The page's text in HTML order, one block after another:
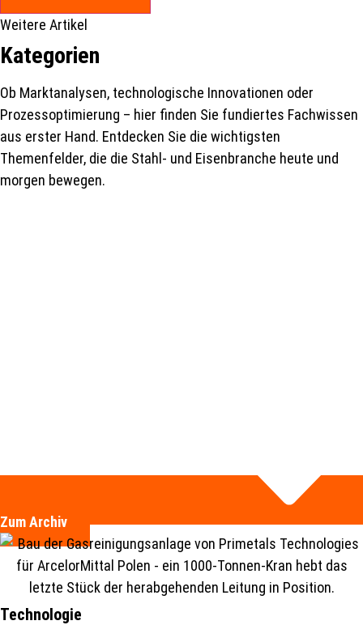
Weitere Artikel
Kategorien
Ob Marktanalysen, technologische Innovationen oder
Prozessoptimierung – hier finden Sie fundiertes Fachwissen
aus erster Hand. Entdecken Sie die wichtigsten
Themenfelder, die die Stahl- und Eisenbranche heute und
morgen bewegen.
Zum Archiv
Technologie